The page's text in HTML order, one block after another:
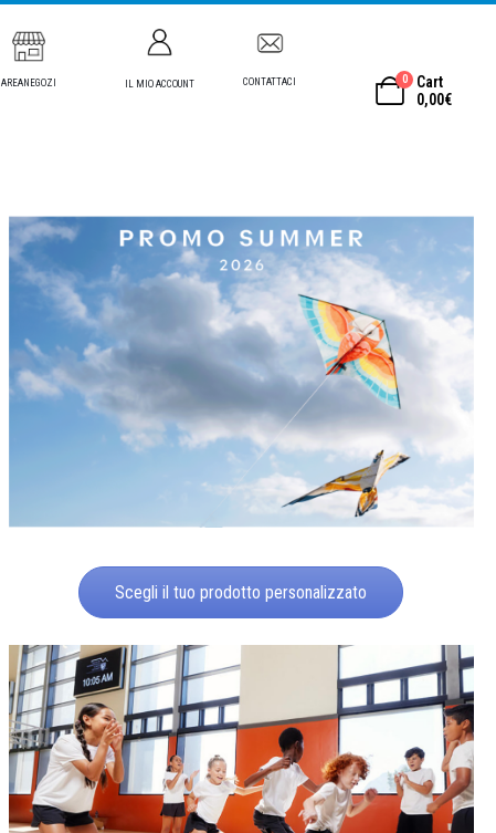
AREANEGOZI IL MIO ACCOUNT CONTATTACI 0
Cart
0,00€
Scegli il tuo prodotto personalizzato